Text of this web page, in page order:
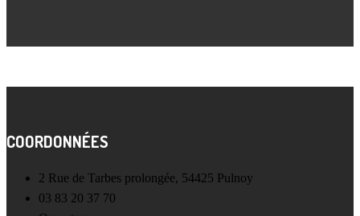
COORDONNÉES
2 Rue de Tarbes prolongée, 54425 Pulnoy
03 83 20 37 70